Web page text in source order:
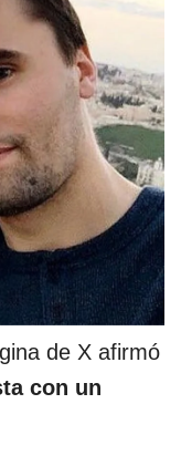
de X afirmó
con un